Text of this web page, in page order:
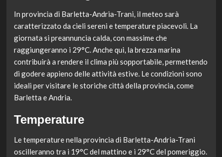
In provincia di Barletta-Andria-Trani, il meteo sarà
caratterizzato da cieli sereni e temperature piacevoli. La
giornata si preannuncia calda, con massime che
raggiungeranno i 29°C. Anche qui, la brezza marina
contribuirà a rendere il clima più sopportabile, permettendo
di godere appieno delle attività estive. Le condizioni sono
ideali per visitare le storiche città della provincia, come
Barletta e Andria.
Temperature
Le temperature nella provincia di Barletta-Andria-Trani
oscilleranno tra i 19°C del mattino e i 29°C del pomeriggio.